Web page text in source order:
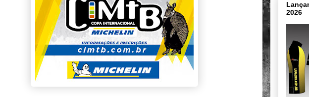
2026